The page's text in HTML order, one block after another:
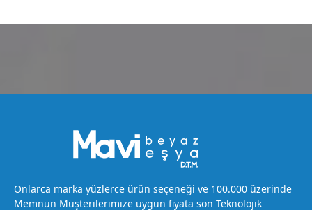
Onlarca marka yüzlerce ürün seçeneği ve 100.000 üzerinde
Memnun Müşterilerimize uygun fiyata son Teknolojik